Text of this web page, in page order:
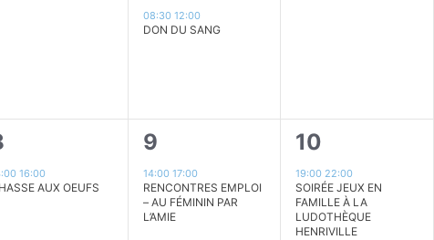
évènement,
08:30 12:00
DON DU SANG
16:00
AUX OEUFS
1
évènement,
9
14:00 17:00
RENCONTRES EMPLOI
– AU FÉMININ PAR
L’AMIE
1
évènement,
10
19:00 22:00
SOIRÉE JEUX EN
FAMILLE À LA
LUDOTHÈQUE
HENRIVILLE